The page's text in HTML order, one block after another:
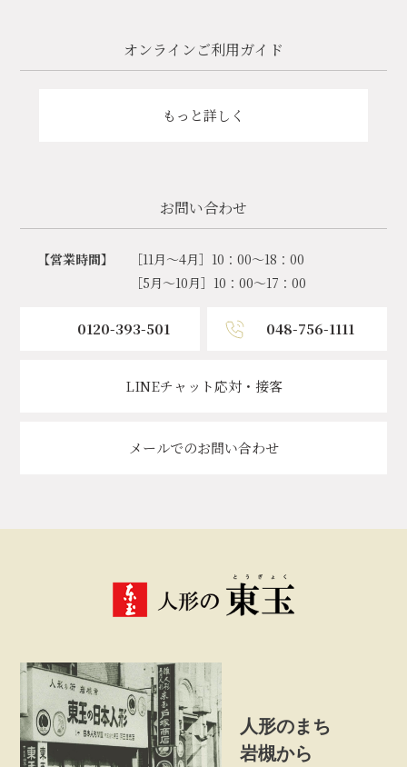
オンラインご利用ガイド
もっと詳しく
お問い合わせ
【営業時間】
［11月～4月］10：00～18：00
［5月～10月］10：00～17：00
0120-393-501 048-756-1111
LINEチャット応対・接客
メールでのお問い合わせ
人形のまち
岩槻から